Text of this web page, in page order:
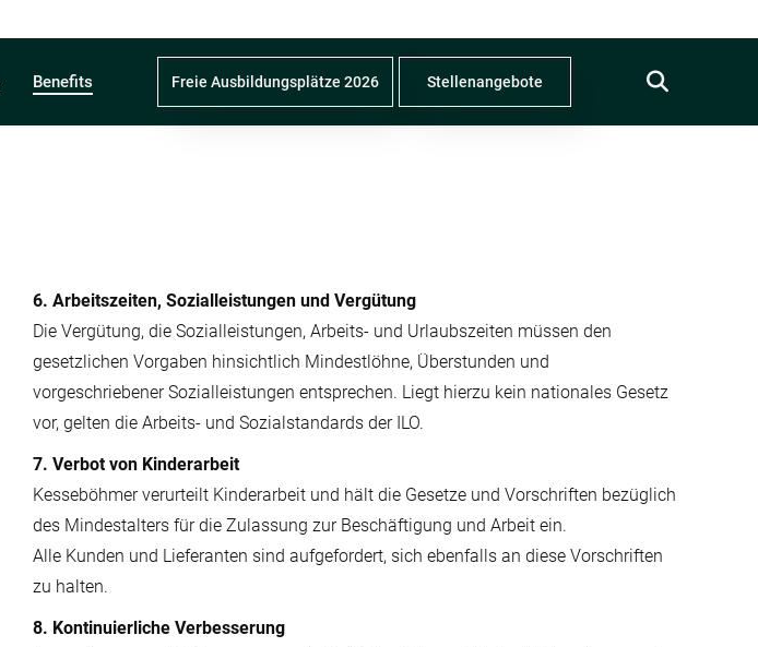
Benefits Freie Ausbildungsplätze 2026 Stellenangebote 
6. Arbeitszeiten, Sozialleistungen und Vergütung
Die Vergütung, die Sozialleistungen, Arbeits- und Urlaubszeiten müssen den
gesetzlichen Vorgaben hinsichtlich Mindestlöhne, Überstunden und
vorgeschriebener Sozialleistungen entsprechen. Liegt hierzu kein nationales Gesetz
vor, gelten die Arbeits- und Sozialstandards der ILO.
7. Verbot von Kinderarbeit
Kesseböhmer verurteilt Kinderarbeit und hält die Gesetze und Vorschriften bezüglich
des Mindestalters für die Zulassung zur Beschäftigung und Arbeit ein.
Alle Kunden und Lieferanten sind aufgefordert, sich ebenfalls an diese Vorschriften
zu halten.
8. Kontinuierliche Verbesserung